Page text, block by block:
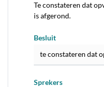
Te constateren dat
is afgerond.
Besluit
te constateren dat
Sprekers